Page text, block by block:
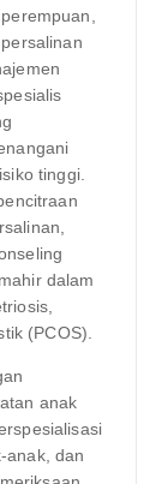
tinggi.
dalam
(PCOS).
anak
anak, dan